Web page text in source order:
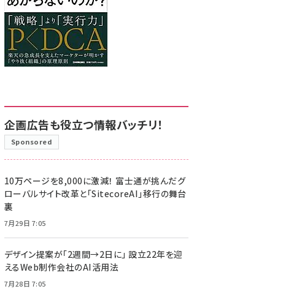
企画広告も役立つ情報バッチリ！
Sponsored
10万ページを8,000に激減！ 富士通が挑んだグ
ローバルサイト改革と「SitecoreAI」移行の舞台
裏
7月29日 7:05
デザイン提案が「2週間→2日に」 設立22年を迎
えるWeb制作会社のAI活用法
7月28日 7:05